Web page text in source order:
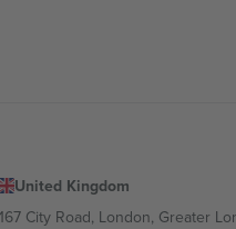
United Kingdom
167 City Road, London, Greater